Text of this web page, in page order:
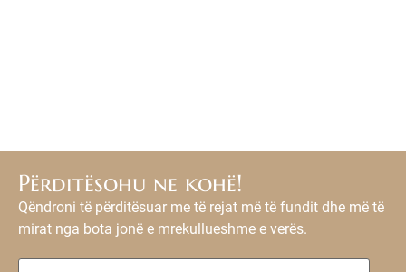
Përditësohu ne kohë!
Qëndroni të përditësuar me të rejat më të fundit dhe më të
mirat nga bota jonë e mrekullueshme e verës.